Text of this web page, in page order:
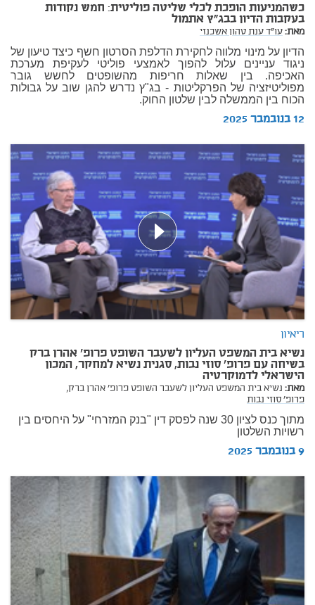
כשהמניעות הופכת לכלי שליטה פוליטית: חמש נקודות
בעקבות הדיון בבג"ץ אתמול
מאת:עו"ד ענת טהון אשכנזי
הדיון על מינוי מלווה לחקירת הדלפת הסרטון חשף כיצד טיעון של
ניגוד עניינים עלול להפוך לאמצעי פוליטי לעקיפת מערכת
האכיפה. בין שאלות חריפות מהשופטים לחשש גובר
מפוליטיזציה של הפרקליטות - בג"ץ נדרש להגן שוב על גבולות
הכוח בין הממשלה לבין שלטון החוק.
12 בנובמבר 2025
ריאיון
נשיא בית המשפט העליון לשעבר השופט פרופ' אהרן ברק
בשיחה עם פרופ' סוזי נבות, סגנית נשיא למחקר, המכון
הישראלי לדמוקרטיה
מאת: נשיא בית המשפט העליון לשעבר השופט פרופ' אהרן ברק,
פרופ' סוזי נבות
מתוך
כנס לציון 30 שנה לפסק דין "בנק המזרחי" על היחסים בין
רשויות השלטון
9 בנובמבר 2025